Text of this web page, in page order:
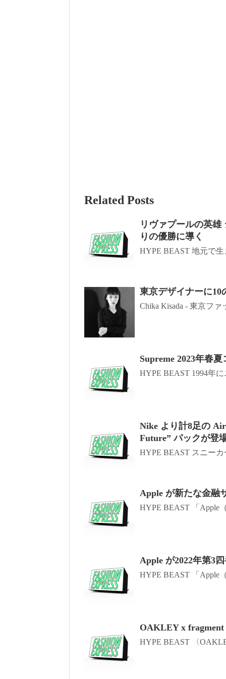
Related Posts
リヴァプールの英
りの優勝に導く
HYPE BEAST 地元で
東京デザイナーに
Chika Kisada - 東京フ
Supreme 2023年春
HYPE BEAST 1994年
Nike より計8足の
Future” パックが登
HYPE BEAST スニー
Apple が新たな金融
HYPE BEAST 「Apple
Apple が2022年第3
HYPE BEAST 「Apple
OAKLEY x fragment
HYPE BEAST 〈